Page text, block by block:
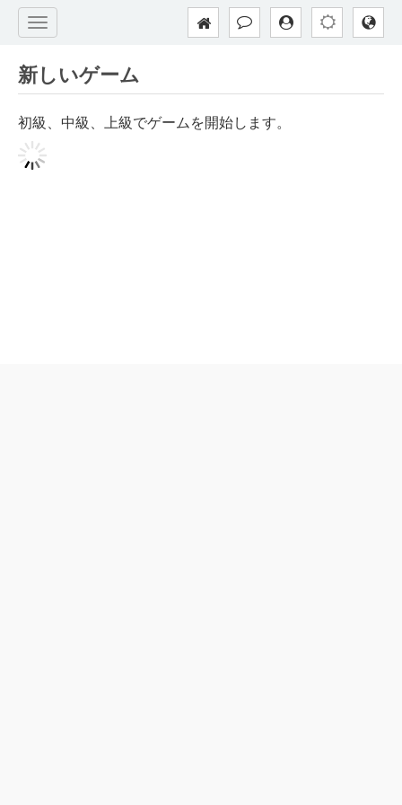
新しいゲーム
初級、中級、上級でゲームを開始します。